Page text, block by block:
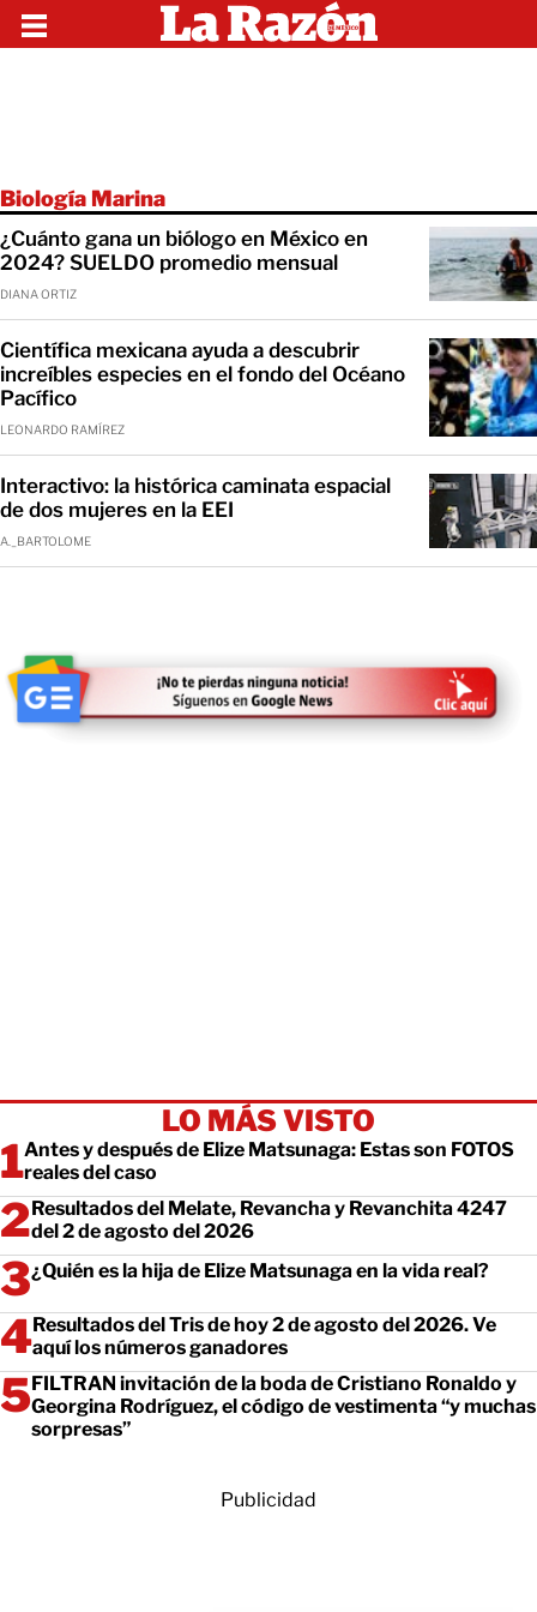
Biología Marina
¿Cuánto gana un biólogo en México en
2024? SUELDO promedio mensual
DIANA ORTIZ
Científica mexicana ayuda a descubrir
increíbles especies en el fondo del Océano
Pacífico
LEONARDO RAMÍREZ
Interactivo: la histórica caminata espacial
de dos mujeres en la EEI
A._BARTOLOME
LO MÁS VISTO
Antes y después de Elize Matsunaga: Estas son FOTOS
reales del caso
Resultados del Melate, Revancha y Revanchita 4247
del 2 de agosto del 2026
¿Quién es la hija de Elize Matsunaga en la vida real?
Resultados del Tris de hoy 2 de agosto del 2026. Ve
aquí los números ganadores
FILTRAN invitación de la boda de Cristiano Ronaldo y
Georgina Rodríguez, el código de vestimenta “y muchas
sorpresas”
Publicidad